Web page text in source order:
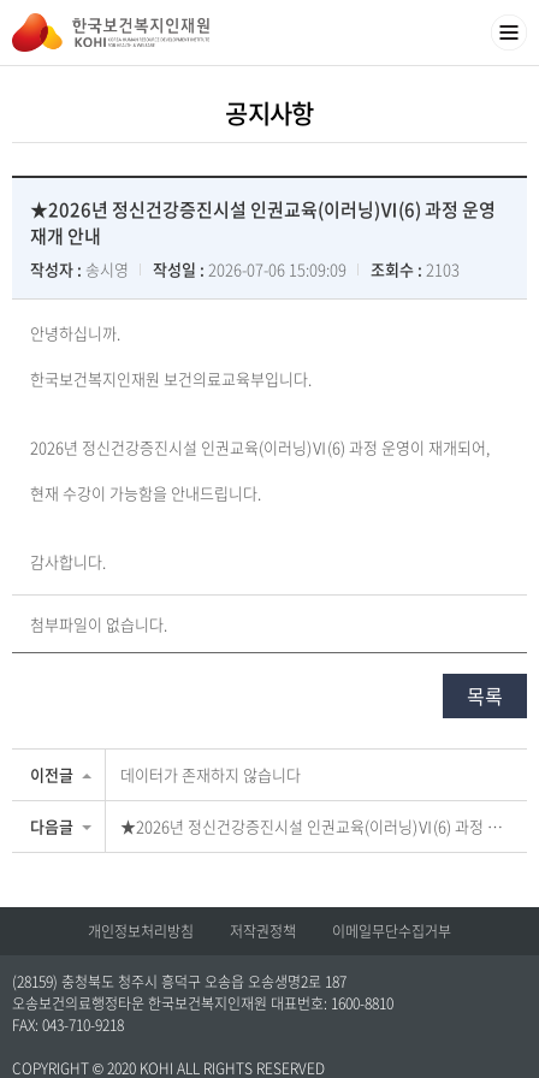
공지사항
★2026년 정신건강증진시설 인권교육(이러닝)Ⅵ(6) 과정 운영
재개 안내
작성자 : 송시영 작성일 : 2026-07-06 15:09:09 조회수 : 2103
안녕하십니까.
한국보건복지인재원 보건의료교육부입니다.
2026년 정신건강증진시설 인권교육(이러닝)Ⅵ(6) 과정 운영이 재개되어,
현재 수강이 가능함을 안내드립니다.
감사합니다.
첨부파일이 없습니다.
목록
이전글 데이터가 존재하지 않습니다
다음글 ★2026년 정신건강증진시설 인권교육(이러닝)Ⅵ(6) 과정 수강 관련 안내
개인정보처리방침 저작권정책 이메일무단수집거부
(28159) 충청북도 청주시 흥덕구 오송읍 오송생명2로 187
오송보건의료행정타운 한국보건복지인재원 대표번호: 1600-8810
FAX: 043-710-9218
COPYRIGHT © 2020 KOHI ALL RIGHTS RESERVED